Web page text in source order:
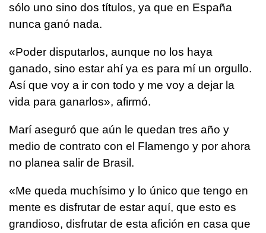
sólo uno sino dos títulos, ya que en España
nunca ganó nada.
«Poder disputarlos, aunque no los haya
ganado, sino estar ahí ya es para mí un orgullo.
Así que voy a ir con todo y me voy a dejar la
vida para ganarlos», afirmó.
Marí aseguró que aún le quedan tres año y
medio de contrato con el Flamengo y por ahora
no planea salir de Brasil.
«Me queda muchísimo y lo único que tengo en
mente es disfrutar de estar aquí, que esto es
grandioso, disfrutar de esta afición en casa que